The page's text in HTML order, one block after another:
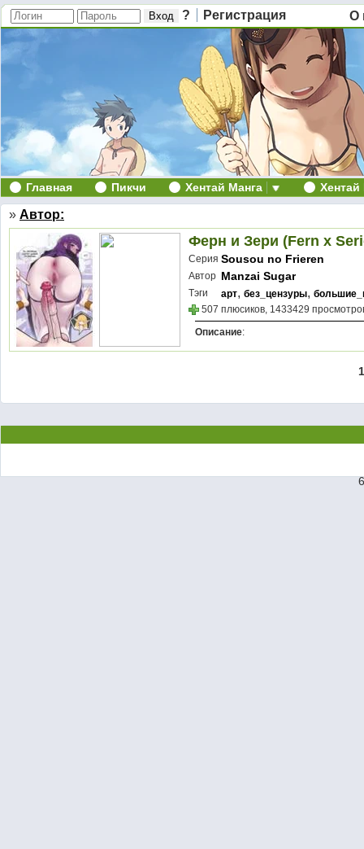
? Регистрация О
Главная Пикчи Хентай Манга
» Автор:
Ферн и Зери (Fern x
Серия Sousou no Frieren
Автор Manzai Sugar
Тэги арт, без_цензуры,
507 плюсиков, 1433429
Описание: